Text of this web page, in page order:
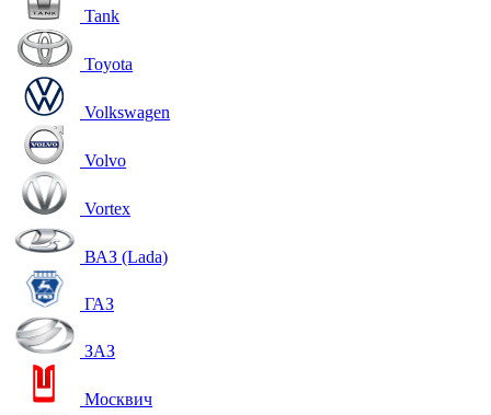
Tank
Toyota
Volkswagen
Volvo
Vortex
ВАЗ (Lada)
ГАЗ
ЗАЗ
Москвич